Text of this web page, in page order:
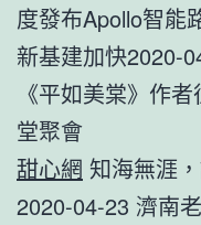
度發布Apollo智能
新基建加快2020-
《平如美棠》作
堂聚會
甜心網 知海無涯
2020-04-23 濟南